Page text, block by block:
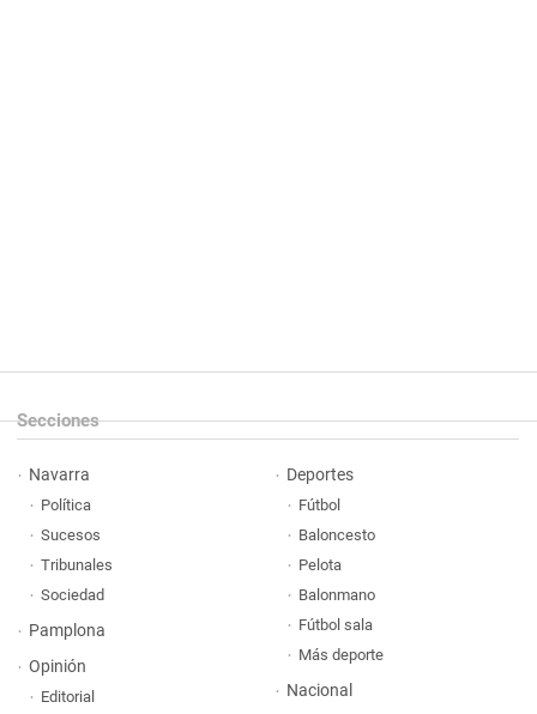
Secciones
Navarra
Política
Sucesos
Tribunales
Sociedad
Pamplona
Opinión
Editorial
Deportes
Fútbol
Baloncesto
Pelota
Balonmano
Fútbol sala
Más deporte
Nacional